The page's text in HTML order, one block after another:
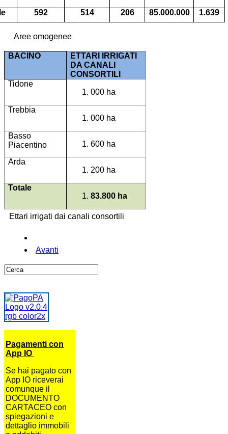
592 514 206 85.000.000 1.639
Aree omogenee
BACINO
ETTARI IRRIGATI
DA CANALI
CONSORTILI
Tidone
000 ha
Trebbia
000 ha
Basso
Piacentino
600 ha
Arda
200 ha
Totale
83.800 ha
Ettari irrigati dai canali consortili
Avanti
Pagamenti con
App IO
Se hai pagato con
App IO riceverai
comunque il
DOCUMENTO
CARTACEO con
spiegazioni e
dettaglio immobili